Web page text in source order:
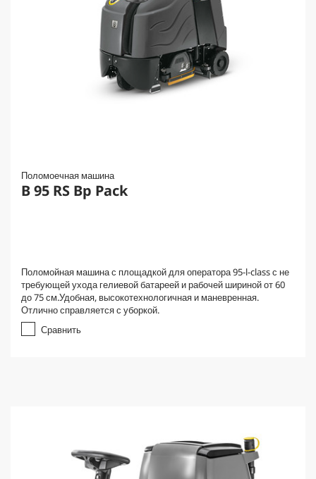
Поломоечная машина
B 95 RS Bp Pack
Поломойная машина с площадкой для оператора 95-l-class с не
требующей ухода гелиевой батареей и рабочей шириной от 60
до 75 см.Удобная, высокотехнологичная и маневренная.
Отлично справляется с уборкой.
Сравнить